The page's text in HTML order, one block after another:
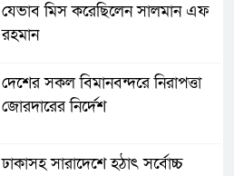
যেভাব মিস করেছিলেন সালমান এফ
রহমান
দেশের সকল বিমানবন্দরে নিরাপত্তা
জোরদারের নির্দেশ
ঢাকাসহ সারাদেশে হঠাৎ সর্বোচ্চ